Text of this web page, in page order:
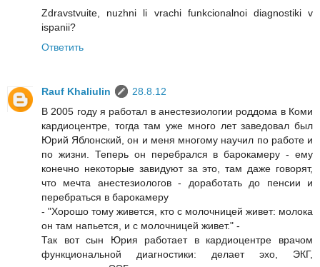
Zdravstvuite, nuzhni li vrachi funkcionalnoi diagnostiki v
ispanii?
Ответить
Rauf Khaliulin
28.8.12
В 2005 году я работал в анестезиологии роддома в Коми
кардиоцентре, тогда там уже много лет заведовал был
Юрий Яблонский, он и меня многому научил по работе и
по жизни. Теперь он перебрался в барокамеру - ему
конечно некоторые завидуют за это, там даже говорят,
что мечта анестезиологов - доработать до пенсии и
перебраться в барокамеру
- "Хорошо тому живется, кто с молочницей живет: молока
он там напьется, и с молочницей живет." -
Так вот сын Юрия работает в кардиоцентре врачом
функциональной диагностики: делает эхо, ЭКГ,